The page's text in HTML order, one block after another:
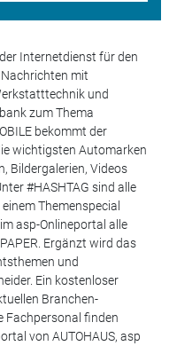
der Internetdienst für den
mit
und
zum Thema
bekommt der
wichtigsten Automarken
Bildergalerien, Videos
#HASHTAG sind alle
Themenspecial
asp-Onlineportal alle
Ergänzt wird das
und
Ein kostenloser
Branchen-
Fachpersonal finden
von AUTOHAUS, asp